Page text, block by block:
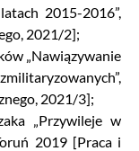
2015-2016”,
2021/2];
„Nawiązywanie
2021/3];
„Przywileje w
2019 [Praca i